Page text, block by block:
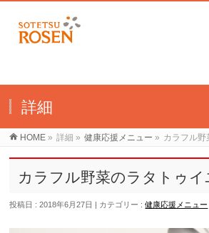
詳細
HOME » 詳細 » 健康応援メニュー » カラフル野
カラフル野菜のラタトゥイ
投稿日 : 2018年6月27日 カテゴリー :健康応援メニュー